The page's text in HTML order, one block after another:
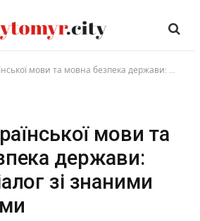
та мовна безпека держави: онлайн-діалог зі знаними науковцями
мови та
держави:
зі знаними